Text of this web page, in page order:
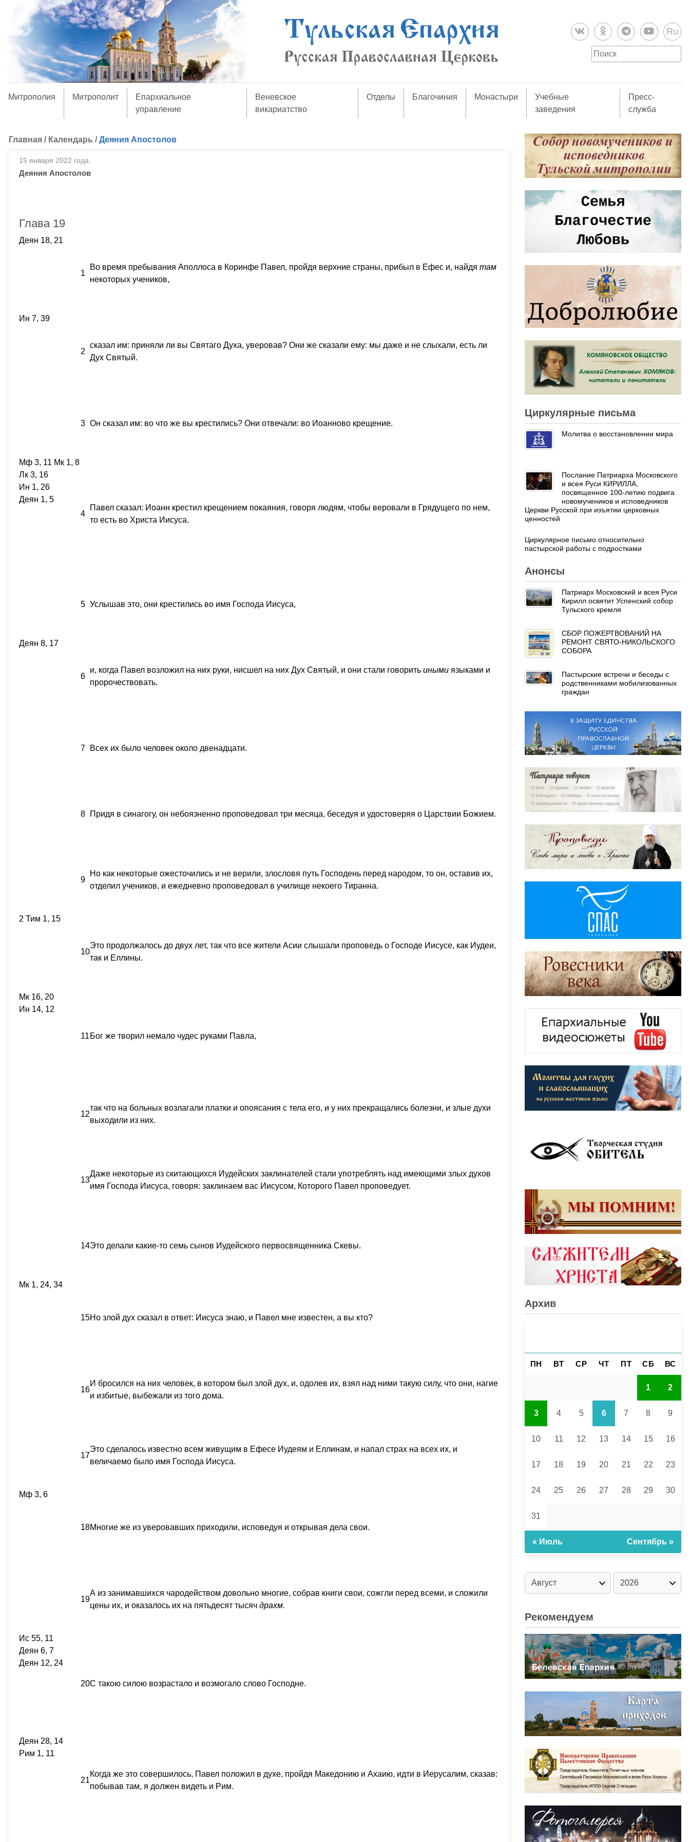
Ru
Митрополия Митрополит
Епархиальное
управление
Веневское
викариатство
Отделы Благочиния Монастыри
Учебные
заведения
Пресс-
служба
Главная / Календарь /Деяния Апостолов
15 января 2022 года.
Деяния Апостолов
Глава 19
Деян 18, 21
1
Во время пребывания Аполлоса в Коринфе Павел, пройдя верхние страны, прибыл в Ефес и, найдя там
некоторых учеников,
Ин 7, 39
2
сказал им: приняли ли вы Святаго Духа, уверовав? Они же сказали ему: мы даже и не слыхали, есть ли
Дух Святый.
3 Он сказал им: во что же вы крестились? Они отвечали: во Иоанново крещение.
Мф 3, 11 Мк 1, 8
Лк 3, 16
Ин 1, 26
Деян 1, 5
4
Павел сказал: Иоанн крестил крещением покаяния, говоря людям, чтобы веровали в Грядущего по нем,
то есть во Христа Иисуса.
5 Услышав это, они крестились во имя Господа Иисуса,
Деян 8, 17
6
и, когда Павел возложил на них руки, нисшел на них Дух Святый, и они стали говорить иными языками и
пророчествовать.
7 Всех их было человек около двенадцати.
8 Придя в синагогу, он небоязненно проповедовал три месяца, беседуя и удостоверяя о Царствии Божием.
9
Но как некоторые ожесточились и не верили, злословя путь Господень перед народом, то он, оставив их,
отделил учеников, и ежедневно проповедовал в училище некоего Тиранна.
2 Тим 1, 15
10
Это продолжалось до двух лет, так что все жители Асии слышали проповедь о Господе Иисусе, как Иудеи,
так и Еллины.
Мк 16, 20
Ин 14, 12
11 Бог же творил немало чудес руками Павла,
12
так что на больных возлагали платки и опоясания с тела его, и у них прекращались болезни, и злые духи
выходили из них.
13
Даже некоторые из скитающихся Иудейских заклинателей стали употреблять над имеющими злых духов
имя Господа Иисуса, говоря: заклинаем вас Иисусом, Которого Павел проповедует.
14Это делали какие-то семь сынов Иудейского первосвященника Скевы.
Мк 1, 24, 34
15Но злой дух сказал в ответ: Иисуса знаю, и Павел мне известен, а вы кто?
16
И бросился на них человек, в котором был злой дух, и, одолев их, взял над ними такую силу, что они, нагие
и избитые, выбежали из того дома.
17
Это сделалось известно всем живущим в Ефесе Иудеям и Еллинам, и напал страх на всех их, и
величаемо было имя Господа Иисуса.
Мф 3, 6
18Многие же из уверовавших приходили, исповедуя и открывая дела свои.
19
А из занимавшихся чародейством довольно многие, собрав книги свои, сожгли перед всеми, и сложили
цены их, и оказалось их на пятьдесят тысяч драхм.
Ис 55, 11
Деян 6, 7
Деян 12, 24
20С такою силою возрастало и возмогало слово Господне.
Деян 28, 14
Рим 1, 11
21
Когда же это совершилось, Павел положил в духе, пройдя Македонию и Ахаию, идти в Иерусалим, сказав:
побывав там, я должен видеть и Рим.
Циркулярные письма
Молитва о восстановлении мира
Послание Патриарха Московского
и всея Руси КИРИЛЛА,
посвященное 100-летию подвига
новомучеников и исповедников
Церкви Русской при изъятии церковных
ценностей
Циркулярное письмо относительно
пастырской работы с подростками
Анонсы
Патриарх Московский и всея Руси
Кирилл освятит Успенский собор
Тульского кремля
СБОР ПОЖЕРТВОВАНИЙ НА
РЕМОНТ СВЯТО-НИКОЛЬСКОГО
СОБОРА
Пастырские встречи и беседы с
родственниками мобилизованных
граждан
Архив
ПН ВТ СР ЧТ ПТ СБ ВС
1 2
3 4 5 6 7 8 9
10 11 12 13 14 15 16
17 18 19 20 21 22 23
24 25 26 27 28 29 30
31
« Июль Сентябрь »
Рекомендуем